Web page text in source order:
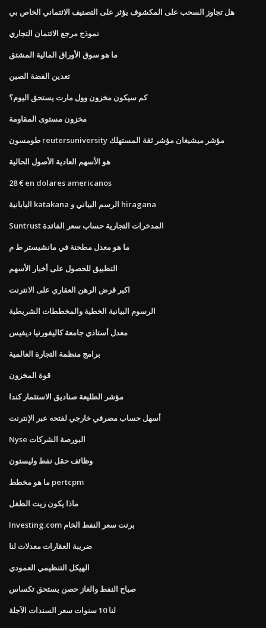
هل تجاوز السحب على المكشوف يؤثر على التصنيف الائتماني الخاص بي
نموذج مرجع الائتمان التجاري
ما هو سوق الأوراق المالية المشتق
تعدين الفضة الصين
كم سيكون مخزون وول مارت يستحق اليوم؟
مخزون مستوى المقاومة
طومسون reutersuniversity مؤشر ميشيغان مؤشر ثقة المستهلك
هو الأسهم العادية الأصول الحالية
28 € en dolares americanos
اليابانية katakana الرسم البياني و hiragana
Suntrust المدخرات التجارية حساب سعر الفائدة
ما هو معدل مطحنة في مانشيستر ط م
التطبيق للحصول على أخبار الأسهم
اكبر قرض الرهن العقاري على الانترنت
الرسوم البيانية الخطية والمخططات الشريطية
معدل أستاذي جامعة كاليفورنيا ديفيس
برامج منظمة التجارة العالمية
قوة المخزون
مؤشر الطليعة صناديق الاستثمار كندا
أسهل حساب مصرفي خارجي لفتحه عبر الإنترنت
Nyse البورصة الشركات
وظائف حقل نفط وليستون
ما هو مخطط pertcpm
ماذا يكون زيت الطفل
Investing.com برنت سعر النفط الخام
ضريبة العقارات معدلات لنا
الهيكل التنظيمي العمودي
صباح النفط والغاز حصن يستحق تكساس
لنا 10 سنوات سعر السندات الآجلة